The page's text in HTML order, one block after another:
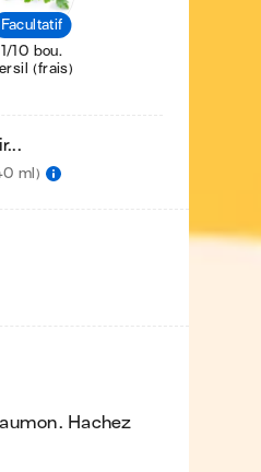
Facultatif
1/10 bou.
Persil (frais)
ml)
Hachez